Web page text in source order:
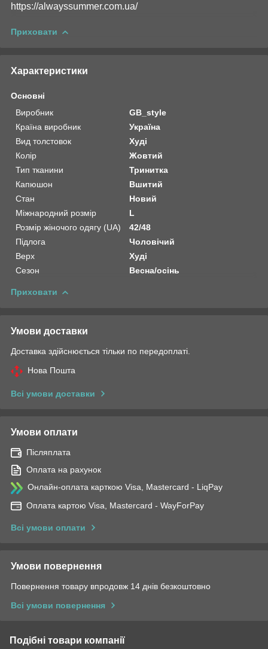
https://alwayssummer.com.ua/
Приховати
Характеристики
Основні
Виробник
GB_style
Країна виробник
Україна
Вид толстовок
Худі
Колір
Жовтий
Тип тканини
Тринитка
Капюшон
Вшитий
Стан
Новий
Міжнародний розмір
L
Розмір жіночого одягу (UA)
42/48
Підлога
Чоловічий
Верх
Худі
Сезон
Весна/осінь
Приховати
Умови доставки
Доставка здійснюється тільки по передоплаті.
Нова Пошта
Всі умови доставки
Умови оплати
Післяплата
Оплата на рахунок
Онлайн-оплата карткою Visa, Mastercard - LiqPay
Оплата картою Visa, Mastercard - WayForPay
Всі умови оплати
Умови повернення
Повернення товару впродовж 14 днів безкоштовно
Всі умови повернення
Подібні товари компанії